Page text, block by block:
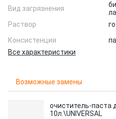
Вид загрязнения
Раствор
Консистенция
Все характеристики
Возможные замены
очиститель-паста
10л.\UNIVERSAL